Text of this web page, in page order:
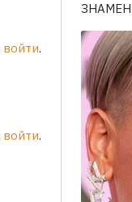
войти.
войти.